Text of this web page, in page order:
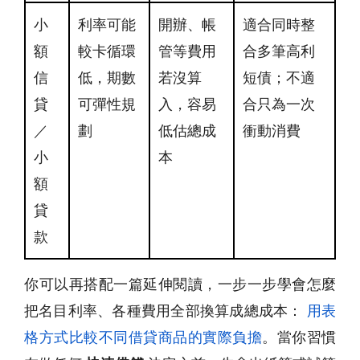
小
額
信
貸
／
小
額
貸
款
利率可能
較卡循環
低，期數
可彈性規
劃
開辦、帳
管等費用
若沒算
入，容易
低估總成
本
適合同時整
合多筆高利
短債；不適
合只為一次
衝動消費
你可以再搭配一篇延伸閱讀，一步一步學會怎麼
把名目利率、各種費用全部換算成總成本：
用表
格方式比較不同借貸商品的實際負擔。當你習慣